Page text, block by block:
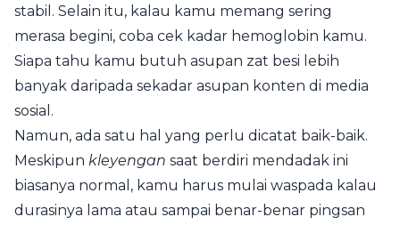
stabil. Selain itu, kalau kamu memang sering
merasa begini, coba cek kadar hemoglobin kamu.
Siapa tahu kamu butuh asupan zat besi lebih
banyak daripada sekadar asupan konten di media
sosial.
Namun, ada satu hal yang perlu dicatat baik-baik.
Meskipun kleyengan saat berdiri mendadak ini
biasanya normal, kamu harus mulai waspada kalau
durasinya lama atau sampai benar-benar pingsan